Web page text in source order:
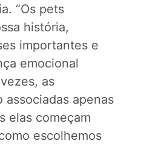
“Os pets
história,
importantes e
emocional
as
associadas apenas
elas começam
escolhemos